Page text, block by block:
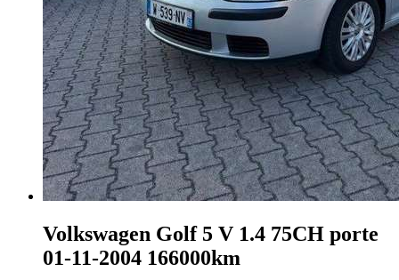
Volkswagen Golf 5 V 1.4 75CH porte
01-11-2004 166000km